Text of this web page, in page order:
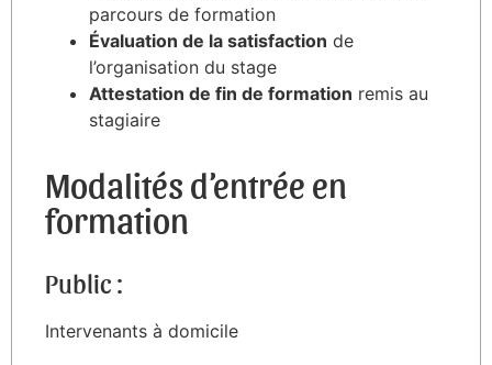
parcours de formation
Évaluation de la satisfaction de
l’organisation du stage
Attestation de fin de formation remis au
stagiaire
Modalités d’entrée en
formation
Public :
Intervenants à domicile